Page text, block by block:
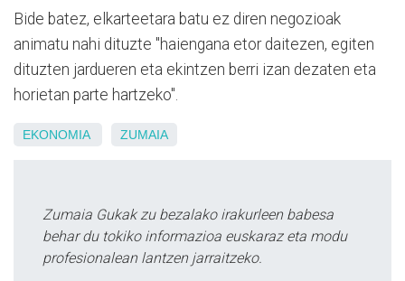
Bide batez, elkarteetara batu ez diren negozioak
animatu nahi dituzte "haiengana etor daitezen, egiten
dituzten jardueren eta ekintzen berri izan dezaten eta
horietan parte hartzeko".
EKONOMIA ZUMAIA
Zumaia Gukak zu bezalako irakurleen babesa
behar du tokiko informazioa euskaraz eta modu
profesionalean lantzen jarraitzeko.